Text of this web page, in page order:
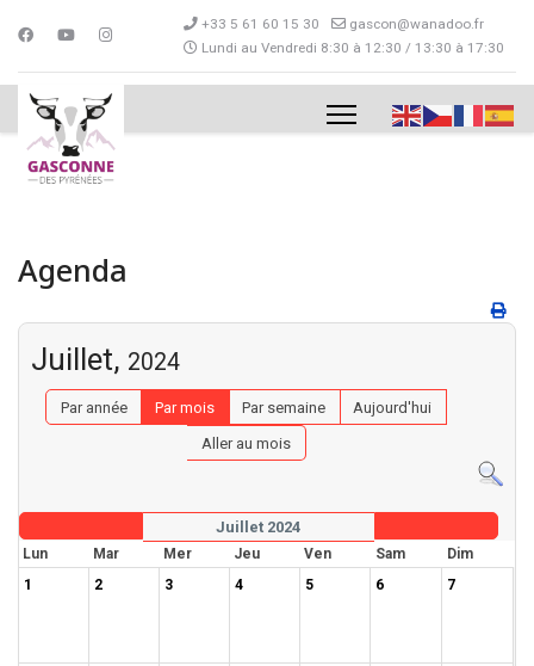
+33 5 61 60 15 30
gascon@wanadoo.fr
Lundi au Vendredi 8:30 à 12:30 / 13:30 à 17:30
Agenda
Juillet, 2024
Par année Par mois Par semaine
Aujourd'hui
Aller au mois
Juillet 2024
Lun Mar Mer Jeu Ven Sam
Dim
1
2 3 4 5 6 7